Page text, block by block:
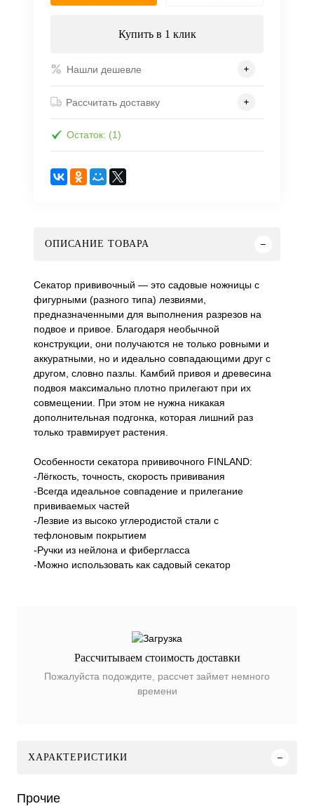
Купить в 1 клик
Нашли дешевле
Рассчитать доставку
Остаток: (1)
ОПИСАНИЕ ТОВАРА
Секатор прививочный — это садовые ножницы с
фигурными (разного типа) лезвиями,
предназначенными для выполнения разрезов на
подвое и привое. Благодаря необычной
конструкции, они получаются не только ровными и
аккуратными, но и идеально совпадающими друг с
другом, словно пазлы. Камбий привоя и древесина
подвоя максимально плотно прилегают при их
совмещении. При этом не нужна никакая
дополнительная подгонка, которая лишний раз
только травмирует растения.
Особенности секатора прививочного FINLAND:
-Лёгкость, точность, скорость прививания
-Всегда идеальное совпадение и прилегание
прививаемых частей
-Лезвие из высоко углеродистой стали с
тефлоновым покрытием
-Ручки из нейлона и фибергласса
-Можно использовать как садовый секатор
Рассчитываем стоимость доставки
Пожалуйста подождите, рассчет займет немного
времени
ХАРАКТЕРИСТИКИ
Прочие